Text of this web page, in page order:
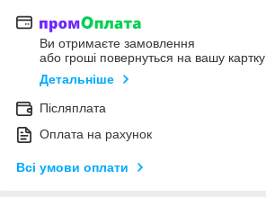
Ви отримаєте замовлення
або гроші повернуться на вашу картку
Детальніше
Післяплата
Оплата на рахунок
Всі умови оплати